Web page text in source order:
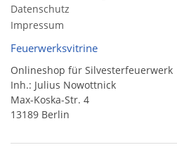
Datenschutz
Impressum
Feuerwerksvitrine
Onlineshop für Silvesterfeuerwerk
Inh.: Julius Nowottnick
Max-Koska-Str. 4
13189 Berlin